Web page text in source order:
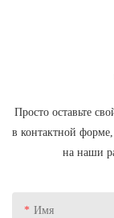
Просто оставьте
в контактной
на наши
Имя